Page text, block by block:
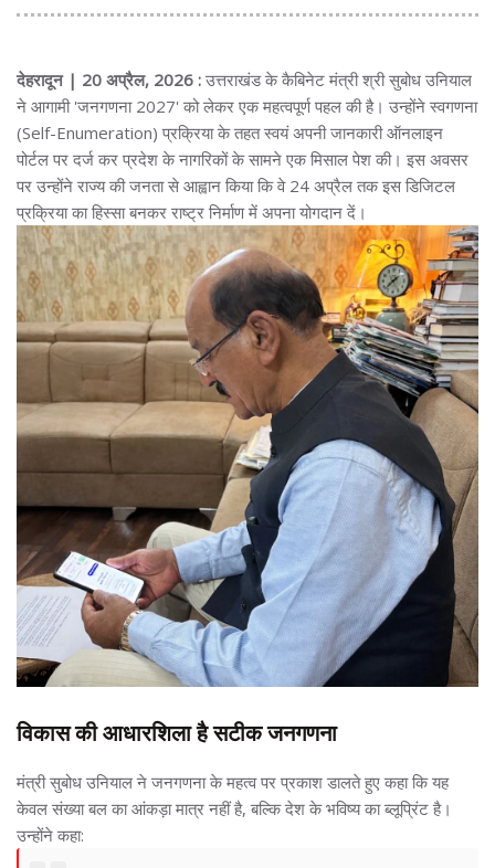
देहरादून | 20 अप्रैल, 2026 : उत्तराखंड के कैबिनेट मंत्री श्री सुबोध उनियाल
ने आगामी 'जनगणना 2027' को लेकर एक महत्वपूर्ण पहल की है। उन्होंने स्वगणना
(Self-Enumeration) प्रक्रिया के तहत स्वयं अपनी जानकारी ऑनलाइन
पोर्टल पर दर्ज कर प्रदेश के नागरिकों के सामने एक मिसाल पेश की। इस अवसर
पर उन्होंने राज्य की जनता से आह्वान किया कि वे 24 अप्रैल तक इस डिजिटल
प्रक्रिया का हिस्सा बनकर राष्ट्र निर्माण में अपना योगदान दें।
विकास की आधारशिला है सटीक जनगणना
मंत्री सुबोध उनियाल ने जनगणना के महत्व पर प्रकाश डालते हुए कहा कि यह
केवल संख्या बल का आंकड़ा मात्र नहीं है, बल्कि देश के भविष्य का ब्लूप्रिंट है।
उन्होंने कहा: